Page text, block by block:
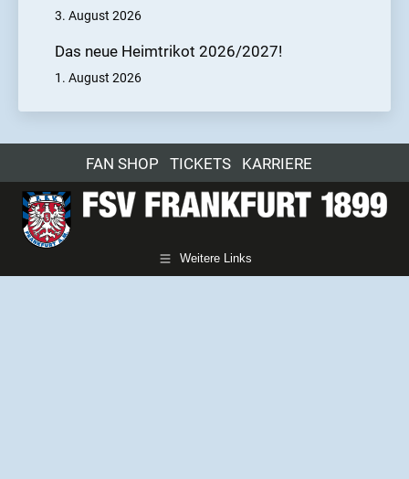
3. August 2026
Das neue Heimtrikot 2026/2027!
1. August 2026
FAN SHOP TICKETS KARRIERE
Weitere Links